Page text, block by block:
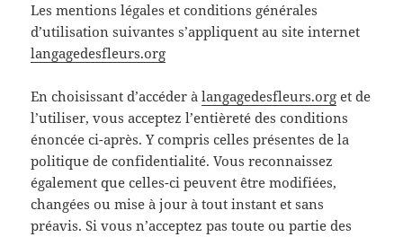
Les mentions légales et conditions générales
d’utilisation suivantes s’appliquent au site internet
langagedesfleurs.org
En choisissant d’accéder àlangagedesfleurs.org et de
l’utiliser, vous acceptez l’entièreté des conditions
énoncée ci-après. Y compris celles présentes de la
politique de confidentialité. Vous reconnaissez
également que celles-ci peuvent être modifiées,
changées ou mise à jour à tout instant et sans
préavis. Si vous n’acceptez pas toute ou partie des